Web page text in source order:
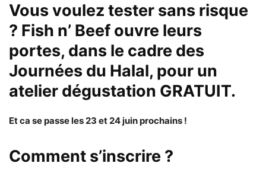
Vous voulez tester sans risque
? Fish n’ Beefouvre leurs
portes, dans le cadre des
Journées du Halal, pour un
atelier dégustation GRATUIT.
Et ca se passe les 23 et 24 juin prochains !
Comment s’inscrire ?